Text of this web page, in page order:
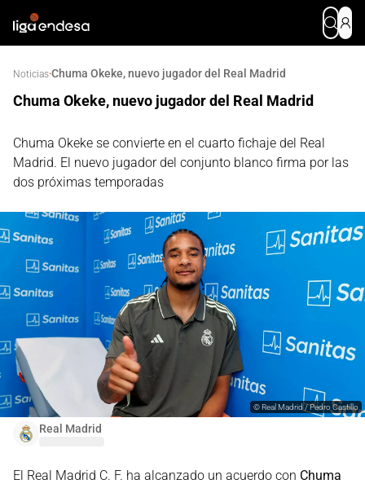
Noticias·Chuma Okeke, nuevo jugador del Real Madrid
Chuma Okeke, nuevo jugador del Real Madrid
Chuma Okeke se convierte en el cuarto fichaje del Real
Madrid. El nuevo jugador del conjunto blanco firma por las
dos próximas temporadas
Real Madrid
©Real Madrid / Pedro Castillo
El Real Madrid C. F. ha alcanzado un acuerdo con Chuma